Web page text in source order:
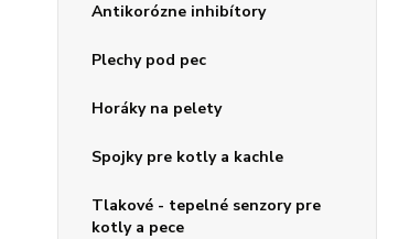
Antikorózne inhibítory
Plechy pod pec
Horáky na pelety
Spojky pre kotly a kachle
Tlakové - tepelné senzory pre
kotly a pece